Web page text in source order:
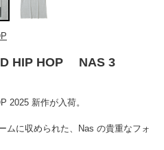
HIP HOP NAS 3
2025 新作が入荷。
ムに収められた、Nas の貴重なフォ